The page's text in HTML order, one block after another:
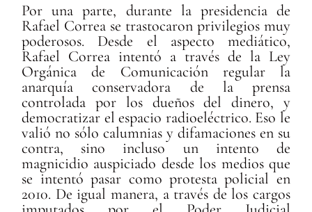
Por una parte, durante la presidencia de
Rafael Correa se trastocaron privilegios muy
poderosos. Desde el aspecto mediático,
Rafael Correa intentó a través de la Ley
Orgánica de Comunicación regular la
anarquía conservadora de la prensa
controlada por los dueños del dinero, y
democratizar el espacio radioeléctrico. Eso le
valió no sólo calumnias y difamaciones en su
contra, sino incluso un intento de
magnicidio auspiciado desde los medios que
se intentó pasar como protesta policial en
2010. De igual manera, a través de los cargos